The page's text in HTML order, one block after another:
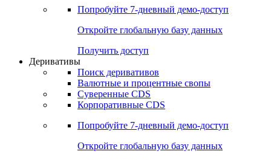
Попробуйте 7-дневный демо-доступ
Откройте глобальную базу данных
Получить доступ
Деривативы
Поиск деривативов
Валютные и процентные свопы
Суверенные CDS
Корпоративные CDS
Попробуйте 7-дневный демо-доступ
Откройте глобальную базу данных